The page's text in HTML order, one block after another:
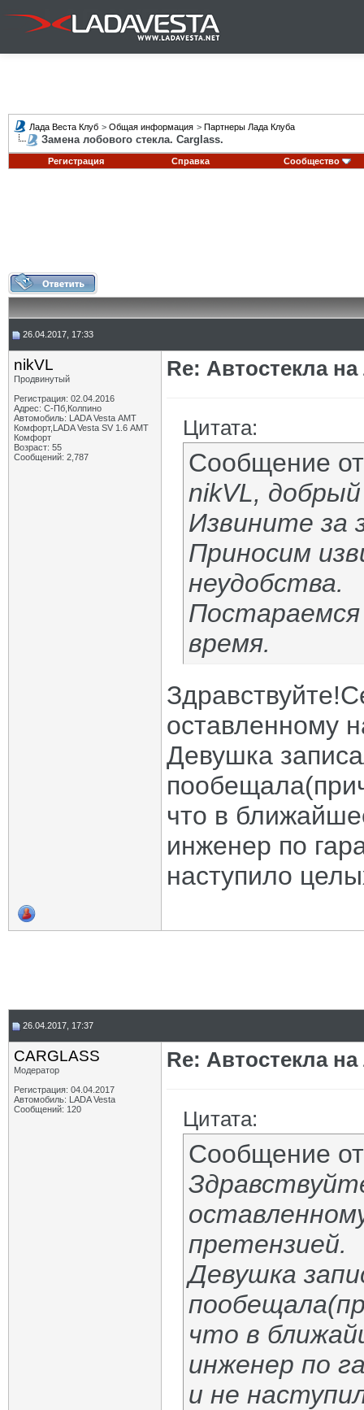
Лада Веста Клуб > Общая информация > Партнеры Лада Клуба
Замена лобового стекла. Carglass.
Регистрация Справка Сообщество
26.04.2017, 17:33
nikVL
Продвинутый
Регистрация: 02.04.2016
Адрес: С-Пб,Колпино
Автомобиль: LADA Vesta АМТ
Комфорт,LADA Vesta SV 1.6 АМТ
Комфорт
Возраст: 55
Сообщений: 2,787
Re: Автостекла
Цитата:
Сообщение
nikVL,
Извините за
Приносим
неудобства.
время.
оставленному
Девушка
что в
инженер по
наступило
26.04.2017, 17:37
CARGLASS
Модератор
Регистрация: 04.04.2017
Автомобиль: LADA Vesta
Сообщений: 120
Re: Автостекла
Цитата:
Сообщение
претензией.
Девушка
что в
инженер по
и не